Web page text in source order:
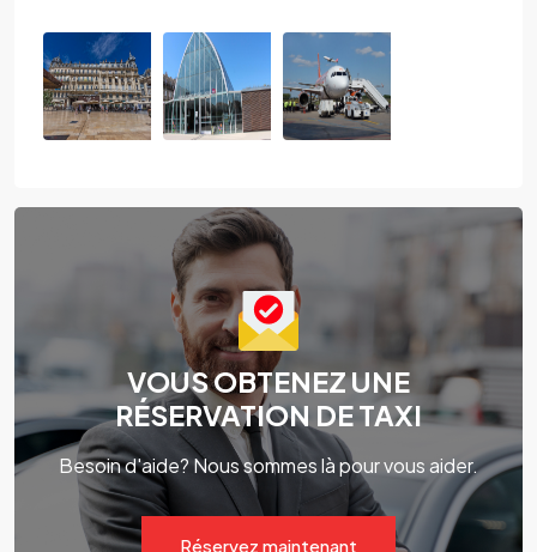
VOUS OBTENEZ UNE
RÉSERVATION DE TAXI
Besoin d'aide? Nous sommes là pour vous aider.
Réservez maintenant